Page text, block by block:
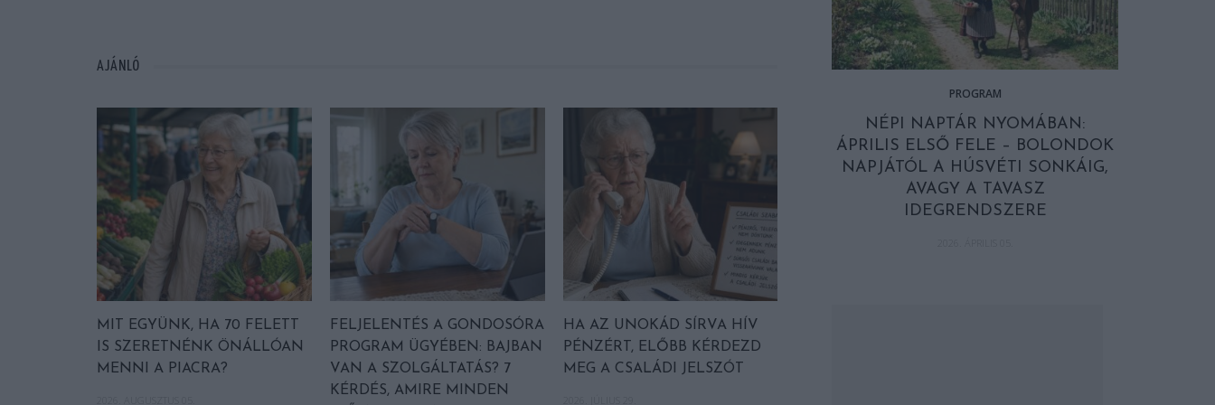
AJÁNLÓ
MIT EGYÜNK, HA 70 FELETT
IS SZERETNÉNK ÖNÁLLÓAN
MENNI A PIACRA?
FELJELENTÉS A GONDOSÓRA
PROGRAM ÜGYÉBEN: BAJBAN
VAN A SZOLGÁLTATÁS? 7
KÉRDÉS, AMIRE MINDEN
HA AZ UNOKÁD SÍRVA HÍV
PÉNZÉRT, ELŐBB KÉRDEZD
MEG A CSALÁDI JELSZÓT
PROGRAM
NÉPI NAPTÁR NYOMÁBAN:
ÁPRILIS ELSŐ FELE – BOLONDOK
NAPJÁTÓL A HÚSVÉTI SONKÁIG,
AVAGY A TAVASZ
IDEGRENDSZERE